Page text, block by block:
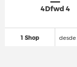
4Dfwd 4
1 Shop desde